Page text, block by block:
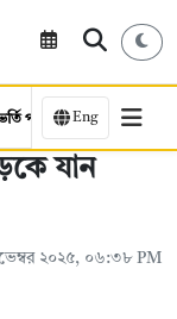
পরীক্ষা কর্মসংস্থান
Eng
যান
২০২৫, ০৬:৩৮ PM